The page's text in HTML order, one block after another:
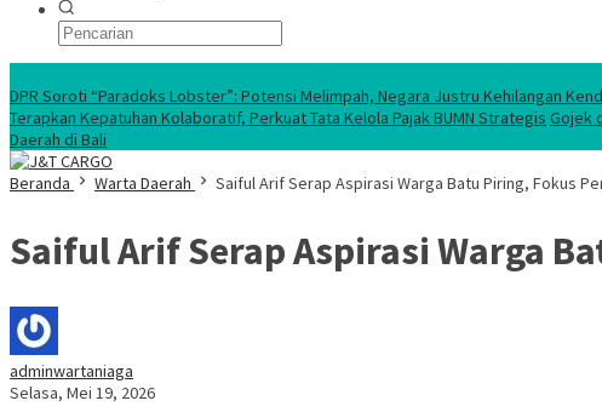
DPR Soroti “Paradoks Lobster”: Potensi Melimpah, Negara Justru Kehilangan
Terapkan Kepatuhan Kolaboratif, Perkuat Tata Kelola Pajak BUMN Strategis Gojek
Daerah di Bali
Beranda
Warta Daerah Saiful Arif Serap Aspirasi Warga Batu Piring, Fokus
Saiful Arif Serap Aspirasi Warga
adminwartaniaga
Selasa, Mei 19, 2026